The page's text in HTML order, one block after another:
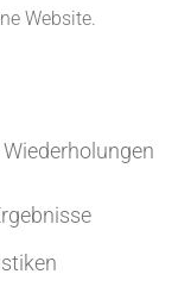
Website.